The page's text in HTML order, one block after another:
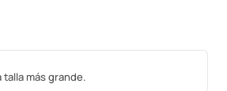
más grande.